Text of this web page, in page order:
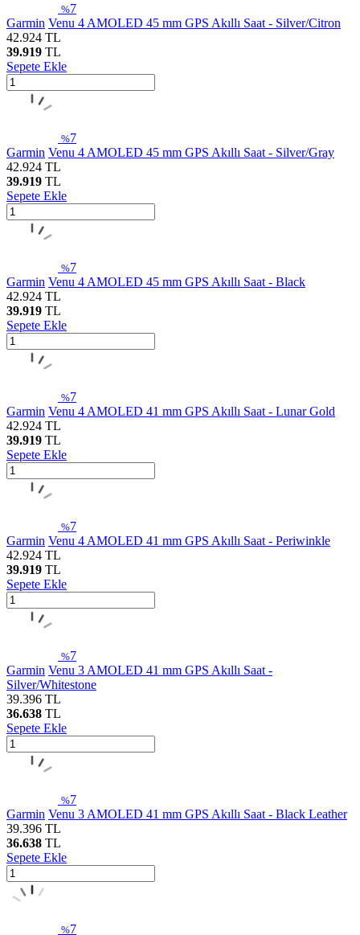
%7
Garmin Venu 4 AMOLED 45 mm GPS Akıllı Saat - Silver/Citron
42.924 TL
39.919 TL
Sepete Ekle
%7
Garmin Venu 4 AMOLED 45 mm GPS Akıllı Saat - Silver/Gray
42.924 TL
39.919 TL
Sepete Ekle
%7
Garmin Venu 4 AMOLED 45 mm GPS Akıllı Saat - Black
42.924 TL
39.919 TL
Sepete Ekle
%7
Garmin Venu 4 AMOLED 41 mm GPS Akıllı Saat - Lunar Gold
42.924 TL
39.919 TL
Sepete Ekle
%7
Garmin Venu 4 AMOLED 41 mm GPS Akıllı Saat - Periwinkle
42.924 TL
39.919 TL
Sepete Ekle
%7
Garmin Venu 3 AMOLED 41 mm GPS Akıllı Saat -
Silver/Whitestone
39.396 TL
36.638 TL
Sepete Ekle
%7
Garmin Venu 3 AMOLED 41 mm GPS Akıllı Saat - Black Leather
39.396 TL
36.638 TL
Sepete Ekle
%7